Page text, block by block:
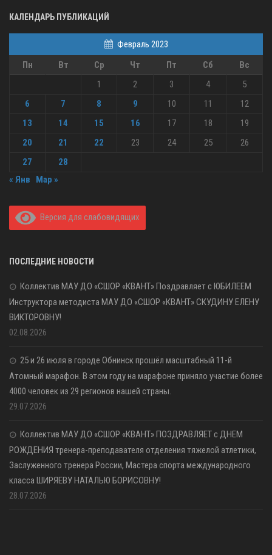
КАЛЕНДАРЬ ПУБЛИКАЦИЙ
Февраль 2023
Пн
Вт Ср Чт Пт Сб
Вс
1
2 3 4
5
6
7 8 9 10 11
12
13
14 15 16 17 18
19
20
21 22 23 24 25
26
27
28
« Янв
Мар »
Версия для слабовидящих
ПОСЛЕДНИЕ НОВОСТИ
Коллектив МАУ ДО «СШОР «КВАНТ» Поздравляет с ЮБИЛЕЕМ
Инструктора методиста МАУ ДО «СШОР «КВАНТ» СКУДИНУ ЕЛЕНУ
ВИКТОРОВНУ!
02.08.2026
25 и 26 июля в городе Обнинск прошёл масштабный 11-й
Атомный марафон. В этом году на марафоне приняло участие более
4000 человек из 29 регионов нашей страны.
29.07.2026
Коллектив МАУ ДО «СШОР «КВАНТ» ПОЗДРАВЛЯЕТ с ДНЕМ
РОЖДЕНИЯ тренера-преподавателя отделения тяжелой атлетики,
Заслуженного тренера России, Мастера спорта международного
класса ШИРЯЕВУ НАТАЛЬЮ БОРИСОВНУ!
28.07.2026